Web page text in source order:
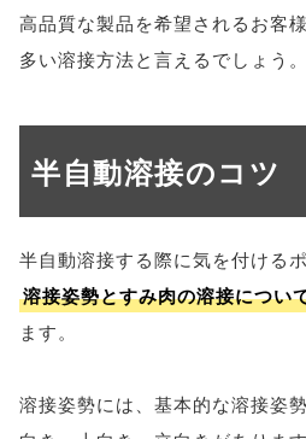
高品質な製品を希望されるお客
多い溶接方法と言えるでしょう。
半自動溶接のコツ
半自動溶接する際に気を付ける
溶接姿勢とすみ肉の溶接につい
ます。
溶接姿勢には、基本的な溶接姿